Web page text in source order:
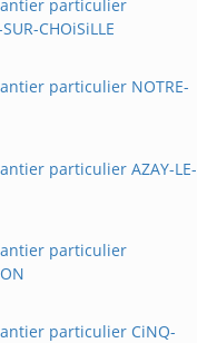
particulier
CHOiSiLLE
particulier NOTRE-
particulier AZAY-LE-
particulier
particulier CiNQ-